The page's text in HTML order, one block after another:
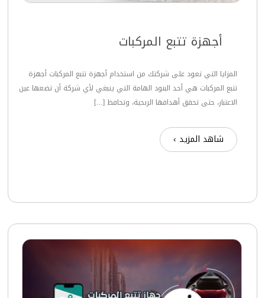
أجهزة تتبع المركبات
المزايا التي تعود على شركتك من استخدام أجهزة تتبع المركبات أجهزة
تتبع المركبات هي أحد البنود الهامة التي ينبغي لأي شركة أن تضعها عين
الاعتبار، حتى تحقق أهدافها الربحية، وتحافظ […]
شاهد المزيد ›